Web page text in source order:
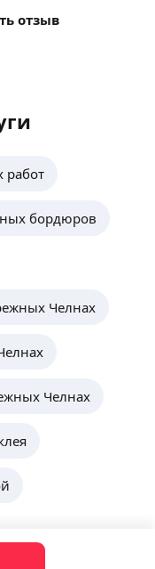
отзыв
работ
бордюров
Челнах
Челнах